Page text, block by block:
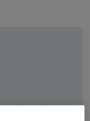
áreas de